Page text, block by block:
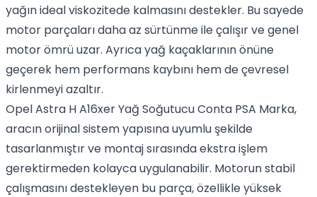
yağın ideal viskozitede kalmasını destekler. Bu sayede
motor parçaları daha az sürtünme ile çalışır ve genel
motor ömrü uzar. Ayrıca yağ kaçaklarının önüne
geçerek hem performans kaybını hem de çevresel
kirlenmeyi azaltır.
Opel Astra H A16xer Yağ Soğutucu Conta PSA Marka,
aracın orijinal sistem yapısına uyumlu şekilde
tasarlanmıştır ve montaj sırasında ekstra işlem
gerektirmeden kolayca uygulanabilir. Motorun stabil
çalışmasını destekleyen bu parça, özellikle yüksek